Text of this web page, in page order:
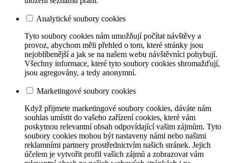
Analytické soubory cookies
Tyto soubory cookies nám umožňují počítat návštěvy a
provoz, abychom měli přehled o tom, které stránky jsou
nejoblíbenější a jak se na našem webu návštěvníci pohybují.
Všechny informace, které tyto soubory cookies shromažďují,
jsou agregovány, a tedy anonymní.
Marketingové soubory cookies
Když přijmete marketingové soubory cookies, dáváte nám
souhlas umístit do vašeho zařízení cookies, které vám
poskytnou relevantní obsah odpovídající vašim zájmům. Tyto
soubory cookies mohou být nastaveny námi nebo našimi
reklamními partnery prostřednictvím našich stránek. Jejich
účelem je vytvořit profil vašich zájmů a zobrazovat vám